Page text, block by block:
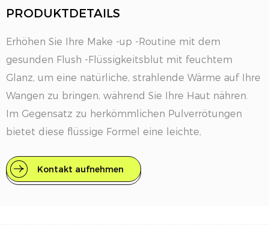
PRODUKTDETAILS
Erhöhen Sie Ihre Make -up -Routine mit dem
gesunden Flush -Flüssigkeitsblut mit feuchtem
Glanz, um eine natürliche, strahlende Wärme auf Ihre
Wangen zu bringen, während Sie Ihre Haut nähren.
Im Gegensatz zu herkömmlichen Pulverrötungen
bietet diese flüssige Formel eine leichte,
die Haut einfügt und ein frisches und feines Finish
erzeugt.
Kontakt aufnehmen